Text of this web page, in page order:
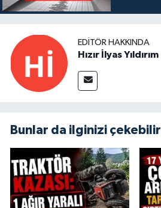
EDITÖR HAKKINDA
Hızır İlyas Yıldırım
Bunlar da ilginizi çekebilir